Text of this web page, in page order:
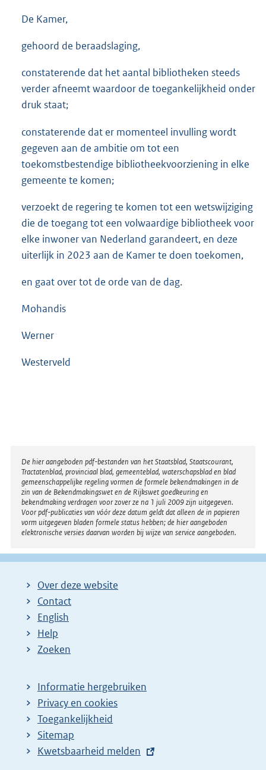
De Kamer,
gehoord de beraadslaging,
constaterende dat het aantal bibliotheken steeds
verder afneemt waardoor de toegankelijkheid onder
druk staat;
constaterende dat er momenteel invulling wordt
gegeven aan de ambitie om tot een
toekomstbestendige bibliotheekvoorziening in elke
gemeente te komen;
verzoekt de regering te komen tot een wetswijziging
die de toegang tot een volwaardige bibliotheek voor
elke inwoner van Nederland garandeert, en deze
uiterlijk in 2023 aan de Kamer te doen toekomen,
en gaat over tot de orde van de dag.
Mohandis
Werner
Westerveld
Disclaimer
De hier aangeboden pdf-bestanden van het Staatsblad, Staatscourant,
Tractatenblad, provinciaal blad, gemeenteblad, waterschapsblad en blad
gemeenschappelijke regeling vormen de formele bekendmakingen in de
zin van de Bekendmakingswet en de Rijkswet goedkeuring en
bekendmaking verdragen voor zover ze na 1 juli 2009 zijn uitgegeven.
Voor pdf-publicaties van vóór deze datum geldt dat alleen de in papieren
vorm uitgegeven bladen formele status hebben; de hier aangeboden
elektronische versies daarvan worden bij wijze van service aangeboden.
Over deze website
Contact
English
Help
Zoeken
Informatie hergebruiken
Privacy en cookies
Toegankelijkheid
Sitemap
E
Kwetsbaarheid melden